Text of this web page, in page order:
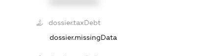
dossier.taxDebt
dossier.missingData